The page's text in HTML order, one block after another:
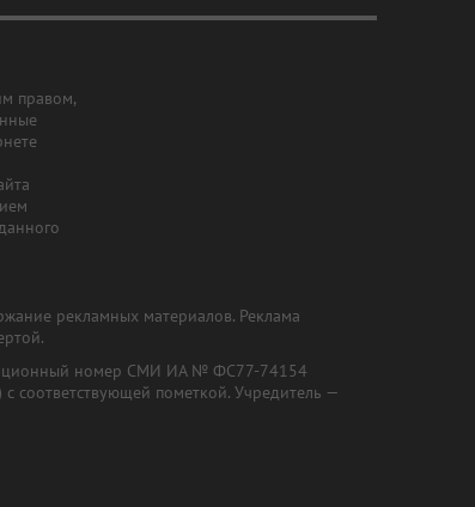
правом,
рекламных материалов. Реклама
номер СМИ ИА № ФС77-74154
соответствующей пометкой. Учредитель —